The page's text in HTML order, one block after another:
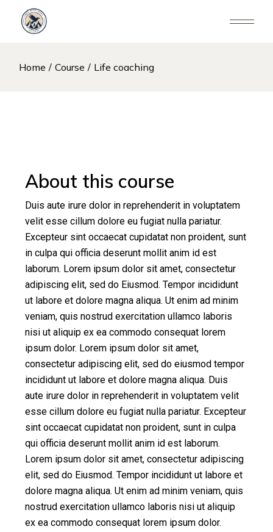
Home Course Life coaching
About this course
Duis aute irure dolor in reprehenderit in voluptatem
velit esse cillum dolore eu fugiat nulla pariatur.
Excepteur sint occaecat cupidatat non proident, sunt
in culpa qui officia deserunt mollit anim id est
laborum. Lorem ipsum dolor sit amet, consectetur
adipiscing elit, sed do Eiusmod. Tempor incididunt
ut labore et dolore magna aliqua. Ut enim ad minim
veniam, quis nostrud exercitation ullamco laboris
nisi ut aliquip ex ea commodo consequat lorem
ipsum dolor. Lorem ipsum dolor sit amet,
consectetur adipiscing elit, sed do eiusmod tempor
incididunt ut labore et dolore magna aliqua. Duis
aute irure dolor in reprehenderit in voluptatem velit
esse cillum dolore eu fugiat nulla pariatur. Excepteur
sint occaecat cupidatat non proident, sunt in culpa
qui officia deserunt mollit anim id est laborum.
Lorem ipsum dolor sit amet, consectetur adipiscing
elit, sed do Eiusmod. Tempor incididunt ut labore et
dolore magna aliqua. Ut enim ad minim veniam, quis
nostrud exercitation ullamco laboris nisi ut aliquip
ex ea commodo consequat lorem ipsum dolor.